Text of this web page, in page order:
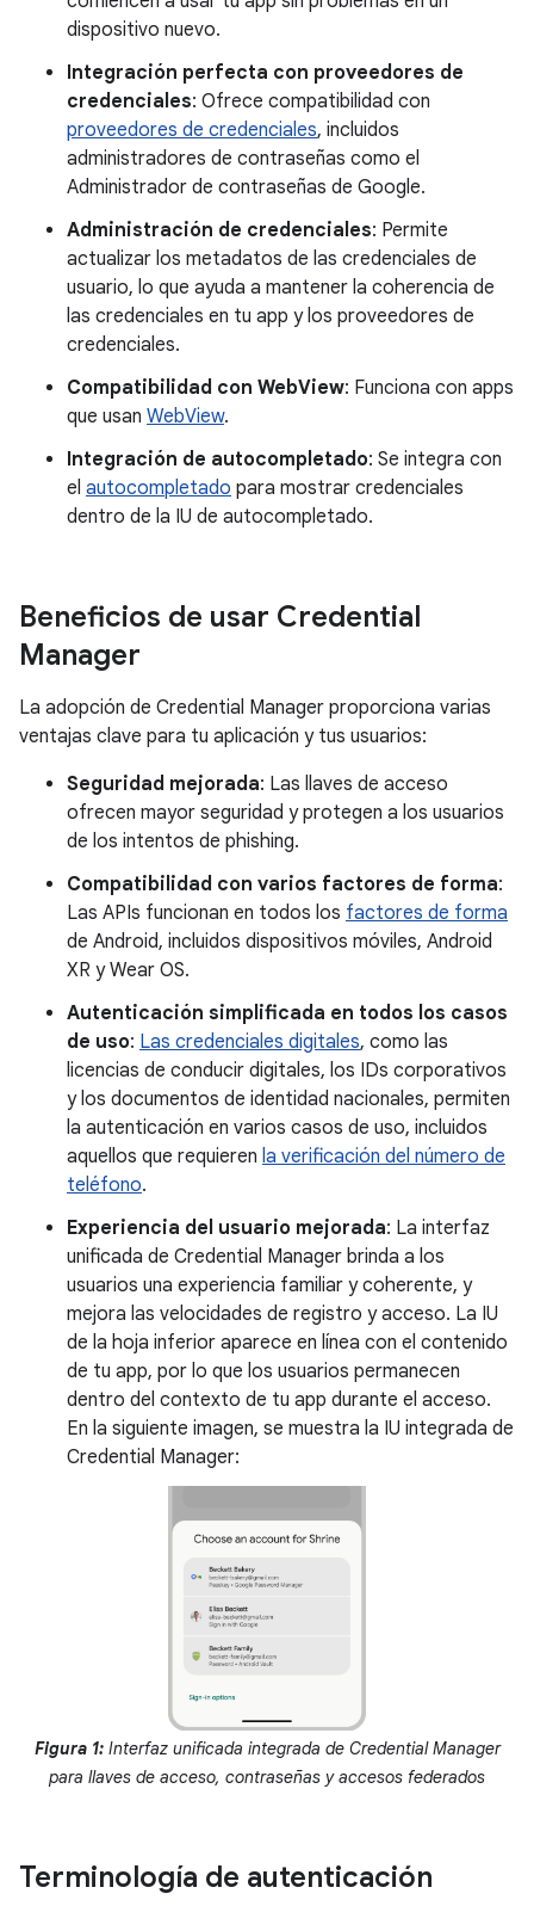
dispositivo nuevo.
Integración perfecta con proveedores de
credenciales: Ofrece compatibilidad con
proveedores de credenciales, incluidos
administradores de contraseñas como el
Administrador de contraseñas de Google.
Administración de credenciales: Permite
actualizar los metadatos de las credenciales de
usuario, lo que ayuda a mantener la coherencia de
las credenciales en tu app y los proveedores de
credenciales.
Compatibilidad con WebView: Funciona con apps
que usan WebView.
Integración de autocompletado: Se integra con
el autocompletado para mostrar credenciales
dentro de la IU de autocompletado.
Beneficios de usar Credential
Manager
La adopción de Credential Manager proporciona varias
ventajas clave para tu aplicación y tus usuarios:
Seguridad mejorada: Las llaves de acceso
ofrecen mayor seguridad y protegen a los usuarios
de los intentos de phishing.
Compatibilidad con varios factores de forma:
Las APIs funcionan en todos los factores de forma
de Android, incluidos dispositivos móviles, Android
XR y Wear OS.
Autenticación simplificada en todos los casos
de uso: Las credenciales digitales, como las
licencias de conducir digitales, los IDs corporativos
y los documentos de identidad nacionales, permiten
la autenticación en varios casos de uso, incluidos
aquellos que requieren la verificación del número de
teléfono.
Experiencia del usuario mejorada: La interfaz
unificada de Credential Manager brinda a los
usuarios una experiencia familiar y coherente, y
mejora las velocidades de registro y acceso. La IU
de la hoja inferior aparece en línea con el contenido
de tu app, por lo que los usuarios permanecen
dentro del contexto de tu app durante el acceso.
En la siguiente imagen, se muestra la IU integrada de
Credential Manager:
Figura 1: Interfaz unificada integrada de Credential Manager
para llaves de acceso, contraseñas y accesos federados
Terminología de autenticación